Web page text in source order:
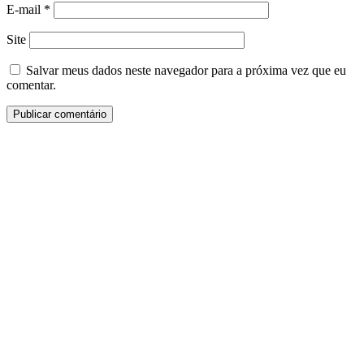
E-mail *
Site
Salvar meus dados neste navegador para a próxima vez que eu
comentar.